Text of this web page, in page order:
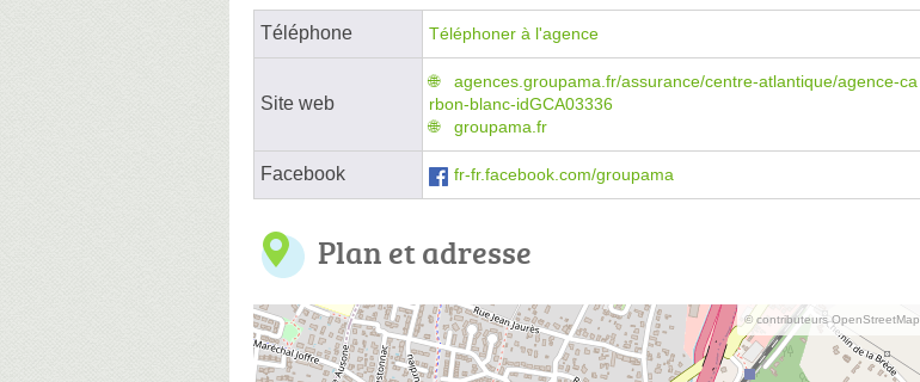
Téléphone Téléphoner à l'agence
Site web
agences.groupama.fr/assurance/centre-atlantique/agence-ca
rbon-blanc-idGCA03336
groupama.fr
Facebook fr-fr.facebook.com/groupama
Plan et adresse
© contributeurs OpenStreetMap